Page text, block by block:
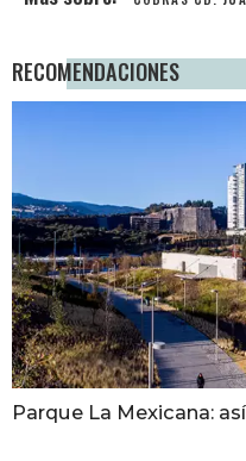
RECOMENDACIONES
Parque La Mexicana: